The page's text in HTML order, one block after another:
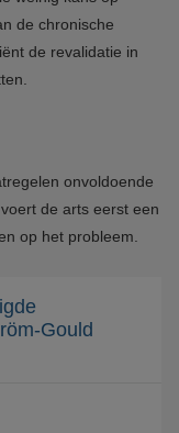
de chronische
de revalidatie in
onvoldoende
de arts eerst een
op het probleem.
Gould